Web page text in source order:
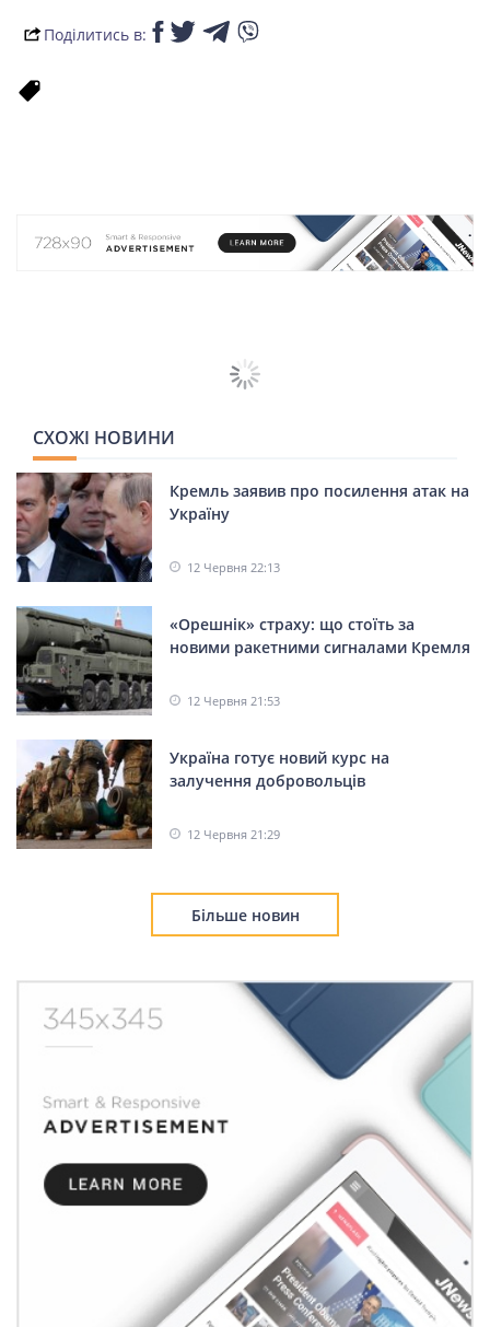
Поділитись в:
Зеленський про території :
спершу гарантії безпеки для
України
16.02.2026 29
зрозуміти: спочатку чіткі гарантії безпеки для України від
партнерів, передусім від Сполучені Штати Америки, і лише
після цього можуть починатися будь-які предметні розмови
Гарантії безпеки для України — це не формальність і не
дипломатична ввічливість. Українці вже мають досвід
гучних обіцянок, які не спрацювали.
Саме тому сьогодні люди не готові погоджуватися на
абстрактні формули. Коли країна живе під ударами, коли
втрачено тисячі життів і мільйони доль зламані, запит
звучить просто: що буде, якщо Росія знову піде вперед?
Причому багато хто вже не питає «чи», а питає «коли». І без
конкретної відповіді довіри не буде.
Зеленський наголосив, що готовність до компромісу не
означає готовність віддати території. Будь-які рішення
мають виключати сценарій, за якого Росія отримає паузу